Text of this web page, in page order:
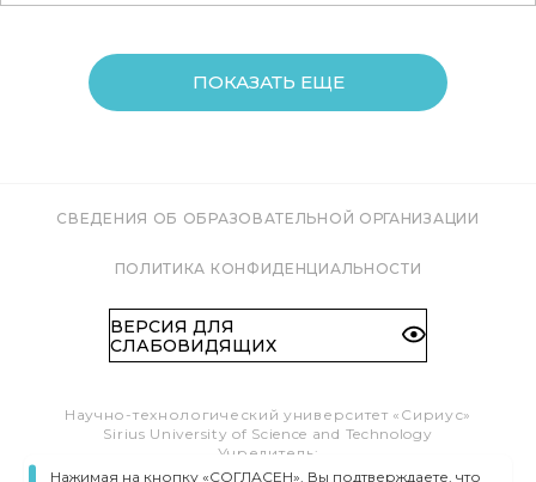
ПОКАЗАТЬ ЕЩЕ
СВЕДЕНИЯ ОБ ОБРАЗОВАТЕЛЬНОЙ ОРГАНИЗАЦИИ
ПОЛИТИКА КОНФИДЕНЦИАЛЬНОСТИ
ВЕРСИЯ ДЛЯ
СЛАБОВИДЯЩИХ
Научно-технологический университет «Сириус»
Sirius University of Science and Technology
Учредитель:
Образовательный Фонд «Талант и успех»
Нажимая на кнопку «СОГЛАСЕН», Вы подтверждаете, что